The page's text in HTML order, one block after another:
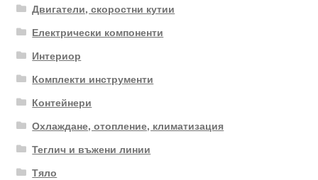
Двигатели, скоростни кутии
Електрически компоненти
Интериор
Комплекти инструменти
Контейнери
Охлаждане, отопление, климатизация
Теглич и въжени линии
Тяло